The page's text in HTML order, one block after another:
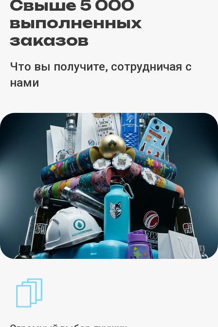
Свыше 5 000
выполненных
заказов
Что вы получите, сотрудничая с
нами